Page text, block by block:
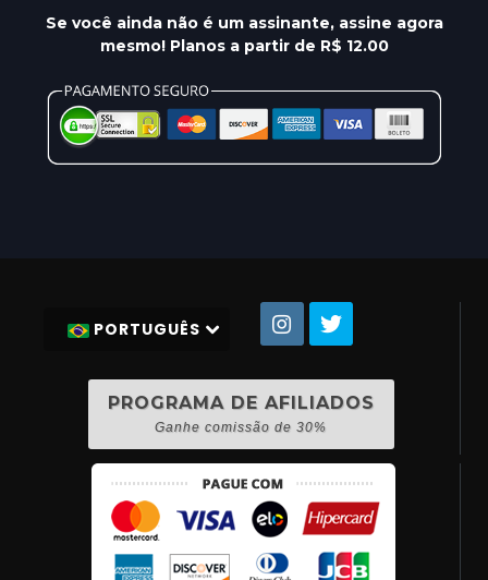
Se você ainda não é um assinante, assine agora
mesmo! Planos a partir de R$ 12.00
PORTUGUÊS
PROGRAMA DE AFILIADOS
Ganhe comissão de 30%